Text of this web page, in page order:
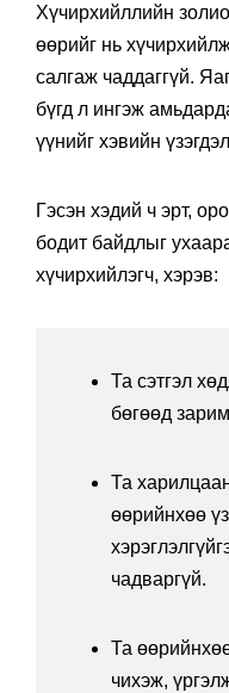
Хүчирхийллийн
өөрийг нь
салгаж чаддаггүй.
бүгд л ингэж
үүнийг хэвийн
Гэсэн хэдий ч эрт,
бодит байдлыг
хүчирхийлэгч, хэрэв:
Та сэтгэл
бөгөөд
Та
өөрийнхөө
чадваргүй.
Та
чихэж,